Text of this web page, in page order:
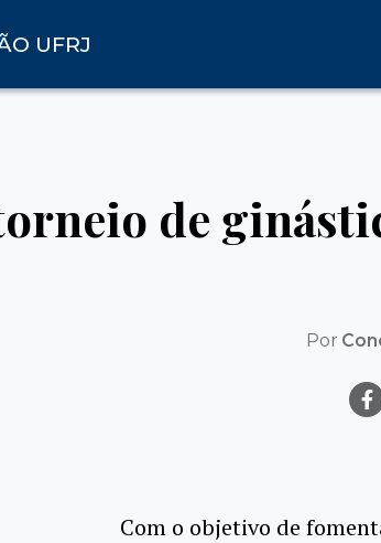
UFRJ
de
Por
Com o objetivo de